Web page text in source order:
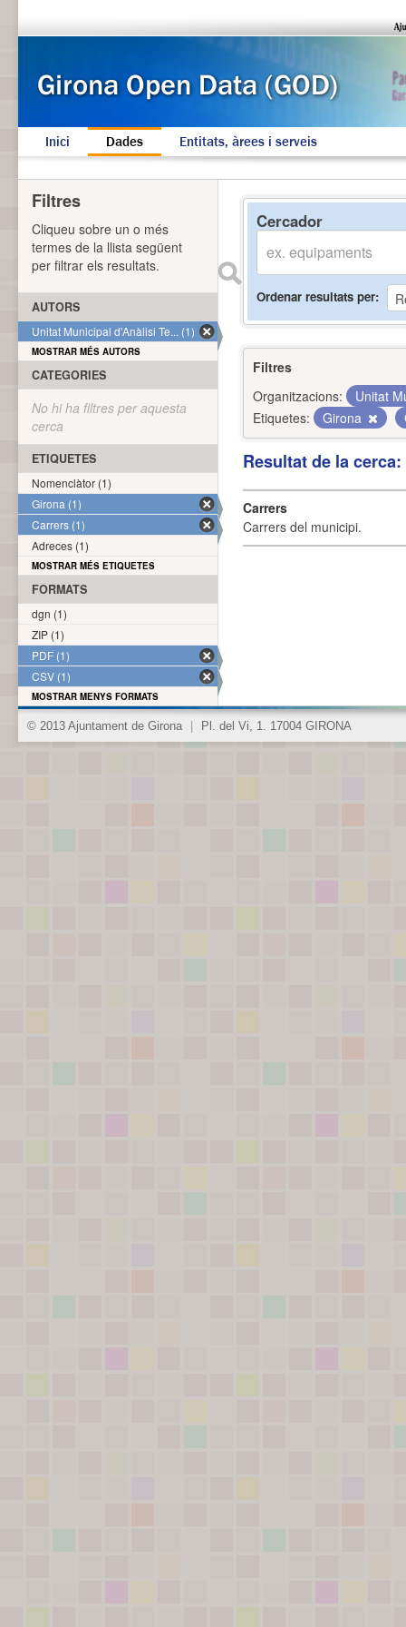
Inici Dades Entitats, àrees i serveis
Cercador
Ordenar resultats per
Filtres
Organitzacions:
Unitat
Etiquetes:
Girona
Resultat de la
Carrers
Carrers del municipi.
Filtres
Cliqueu sobre un o més
termes de la llista següent
per filtrar els resultats.
AUTORS
Unitat Municipal d'Anàlisi Te... (1)
MOSTRAR MÉS AUTORS
CATEGORIES
No hi ha filtres per aquesta
cerca
ETIQUETES
Nomenclàtor (1)
Girona (1)
Carrers (1)
Adreces (1)
MOSTRAR MÉS ETIQUETES
FORMATS
dgn (1)
ZIP (1)
PDF (1)
CSV (1)
MOSTRAR MENYS FORMATS
© 2013 Ajuntament de Girona Pl. del Vi, 1. 17004 GIRONA